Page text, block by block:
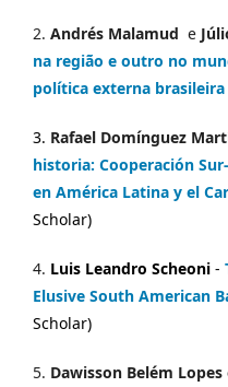
2. Andrés Malamud e
na região e outro no
política externa brasileira
3. Rafael Domínguez
historia: Cooperación
en América Latina y el
Scholar)
4. Luis Leandro Scheoni -
Elusive South American
Scholar)
5. Dawisson Belém Lopes